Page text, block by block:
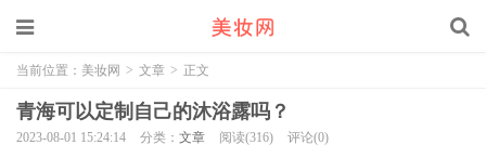
当前位置： 美妆网 > 文章 > 正文
青海可以定制自己的沐浴露吗？
2023-08-01 15:24:14 分类： 文章 阅读(316) 评论(0)